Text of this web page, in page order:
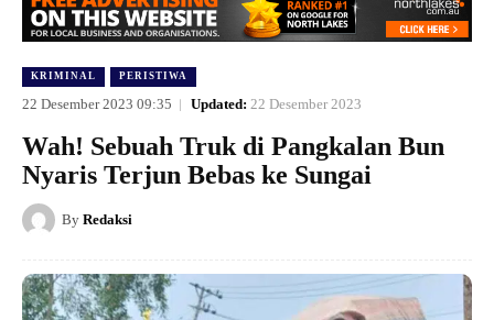
KRIMINAL PERISTIWA
22 Desember 2023 09:35 Updated: 22 Desember 2023
Wah! Sebuah Truk di Pangkalan Bun
Nyaris Terjun Bebas ke Sungai
By Redaksi